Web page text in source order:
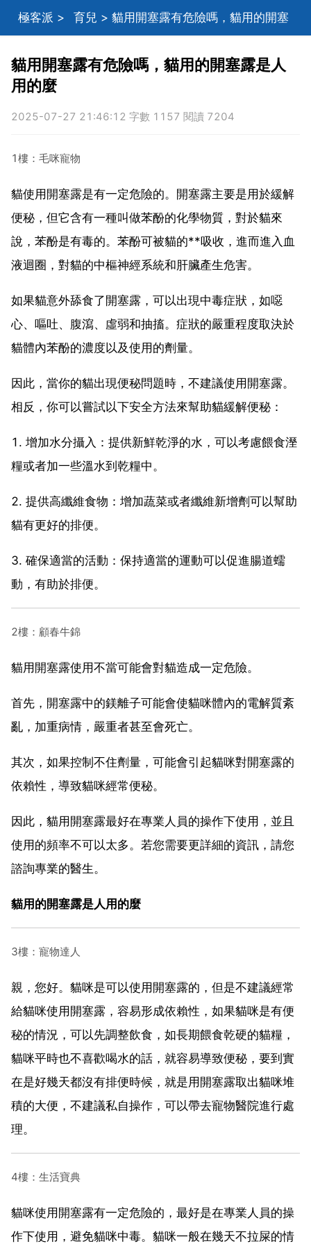
極客派 > 育兒 > 貓用開塞露有危險嗎，貓用的開塞
露是人用的麼
貓用開塞露有危險嗎，貓用的開塞露是人
用的麼
2025-07-27 21:46:12 字數 1157 閱讀 7204
1樓：毛咪寵物
貓使用開塞露是有一定危險的。開塞露主要是用於緩解
便秘，但它含有一種叫做苯酚的化學物質，對於貓來
說，苯酚是有毒的。苯酚可被貓的**吸收，進而進入血
液迴圈，對貓的中樞神經系統和肝臟產生危害。
如果貓意外舔食了開塞露，可以出現中毒症狀，如噁
心、嘔吐、腹瀉、虛弱和抽搐。症狀的嚴重程度取決於
貓體內苯酚的濃度以及使用的劑量。
因此，當你的貓出現便秘問題時，不建議使用開塞露。
相反，你可以嘗試以下安全方法來幫助貓緩解便秘：
1. 增加水分攝入：提供新鮮乾淨的水，可以考慮餵食溼
糧或者加一些溫水到乾糧中。
2. 提供高纖維食物：增加蔬菜或者纖維新增劑可以幫助
貓有更好的排便。
3. 確保適當的活動：保持適當的運動可以促進腸道蠕
動，有助於排便。
2樓：顧春牛錦
貓用開塞露使用不當可能會對貓造成一定危險。
首先，開塞露中的鎂離子可能會使貓咪體內的電解質紊
亂，加重病情，嚴重者甚至會死亡。
其次，如果控制不住劑量，可能會引起貓咪對開塞露的
依賴性，導致貓咪經常便秘。
因此，貓用開塞露最好在專業人員的操作下使用，並且
使用的頻率不可以太多。若您需要更詳細的資訊，請您
諮詢專業的醫生。
貓用的開塞露是人用的麼
3樓：寵物達人
親，您好。貓咪是可以使用開塞露的，但是不建議經常
給貓咪使用開塞露，容易形成依賴性，如果貓咪是有便
秘的情況，可以先調整飲食，如長期餵食乾硬的貓糧，
貓咪平時也不喜歡喝水的話，就容易導致便秘，要到實
在是好幾天都沒有排便時候，就是用開塞露取出貓咪堆
積的大便，不建議私自操作，可以帶去寵物醫院進行處
理。
4樓：生活寶典
貓咪使用開塞露有一定危險的，最好是在專業人員的操
作下使用，避免貓咪中毒。貓咪一般在幾天不拉屎的情